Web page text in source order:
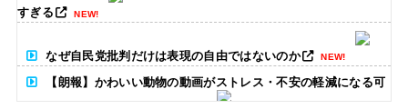
すぎる NEW!
なぜ自民党批判だけは表現の自由ではないのか NEW!
【朗報】かわいい動物の動画がストレス・不安の軽減になる可